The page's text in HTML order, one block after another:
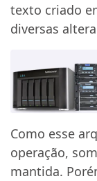
texto criado
diversas
Como esse
operação,
mantida.